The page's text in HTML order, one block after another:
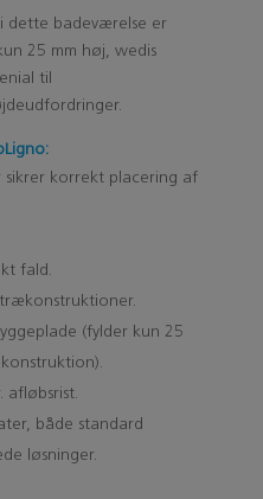
dette badeværelse er
25 mm høj, wedis
til
sikrer korrekt placering af
fald.
(fylder kun 25
afløbsrist.
både standard
løsninger.